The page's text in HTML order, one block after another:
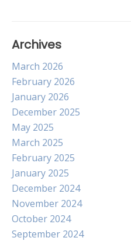
Archives
March 2026
February 2026
January 2026
December 2025
May 2025
March 2025
February 2025
January 2025
December 2024
November 2024
October 2024
September 2024